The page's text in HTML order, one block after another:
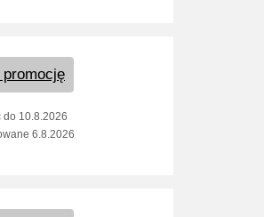
do 10.8.2026
6.8.2026